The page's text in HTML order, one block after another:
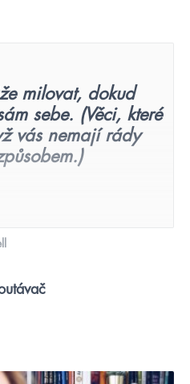
milovat, dokud
sebe. (Věci, které
vás nemají rády